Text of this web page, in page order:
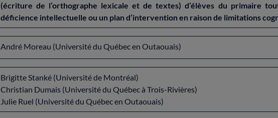
(écriture de l’orthographe lexicale et de textes) d’élèves du primaire
déficience intellectuelle ou un plan d’intervention en raison de limitations
André Moreau (Université du Québec en Outaouais)
Brigitte Stanké (Université de Montréal)
Christian Dumais (Université du Québec à Trois-Rivières)
Julie Ruel (Université du Québec en Outaouais)